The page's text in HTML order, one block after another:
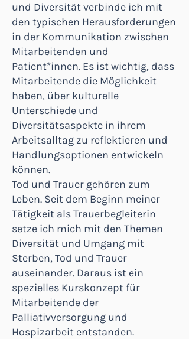
und Diversität verbinde ich mit
den typischen Herausforderungen
in der Kommunikation zwischen
Mitarbeitenden und
Patient*innen. Es ist wichtig, dass
Mitarbeitende die Möglichkeit
haben, über kulturelle
Unterschiede und
Diversitätsaspekte in ihrem
Arbeitsalltag zu reflektieren und
Handlungsoptionen entwickeln
können.
Tod und Trauer gehören zum
Leben. Seit dem Beginn meiner
Tätigkeit als Trauerbegleiterin
setze ich mich mit den Themen
Diversität und Umgang mit
Sterben, Tod und Trauer
auseinander. Daraus ist ein
spezielles Kurskonzept für
Mitarbeitende der
Palliativversorgung und
Hospizarbeit entstanden.